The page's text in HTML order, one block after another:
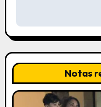
a
c
i
ó
Notas